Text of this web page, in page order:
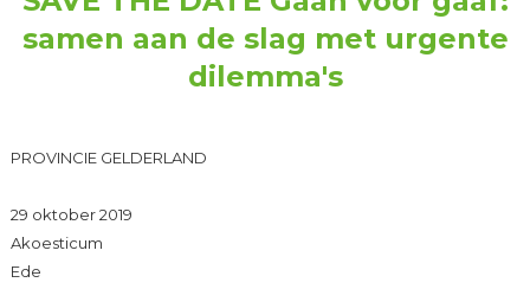
samen aan de slag met urgente
dilemma's
PROVINCIE GELDERLAND
29 oktober 2019
Akoesticum
Ede